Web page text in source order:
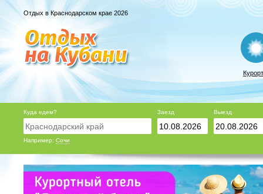
Отдых в Краснодарском крае 2026
Куда едем?
Например: Сочи
Заезд Выезд